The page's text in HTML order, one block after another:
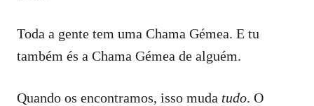
Toda a gente tem uma Chama Gémea. E tu
também és a Chama Gémea de alguém.
Quando os encontramos, isso muda tudo. O